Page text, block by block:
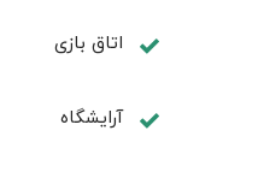
اتاق بازی
آرایشگاه